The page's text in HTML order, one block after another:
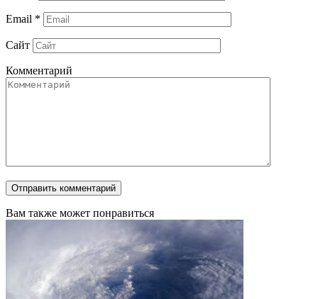
Email *
Сайт
Комментарий
Вам также может понравиться